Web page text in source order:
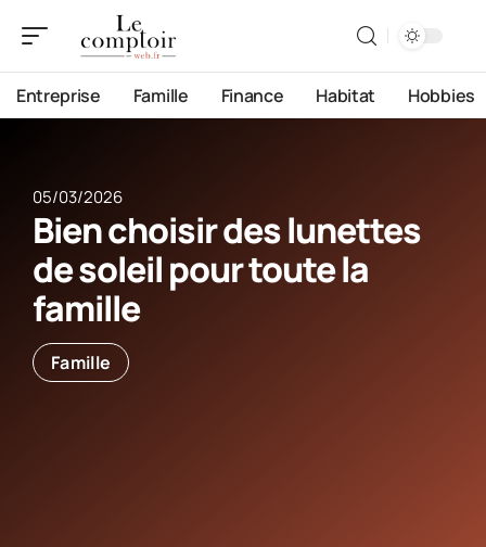
Entreprise Famille Finance Habitat Hobbies
05/03/2026
Bien choisir des lunettes
de soleil pour toute la
famille
Famille